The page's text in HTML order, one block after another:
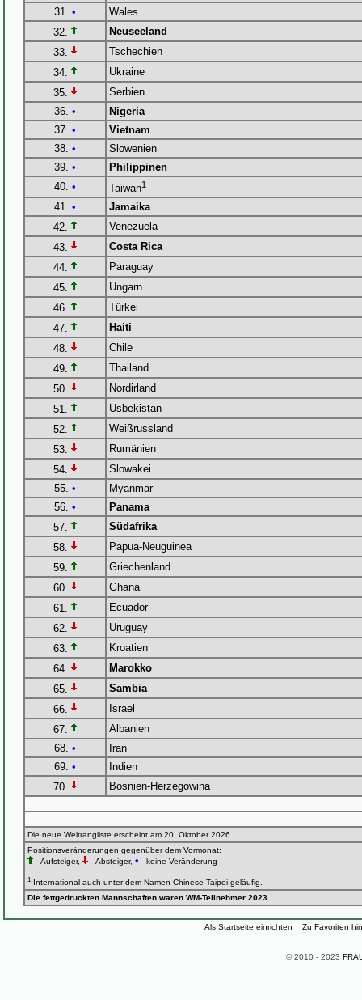
31. •
Wales
32.
Neuseeland
33.
Tschechien
34.
Ukraine
35.
Serbien
36. •
Nigeria
37. •
Vietnam
38. •
Slowenien
39. •
Philippinen
40. • Taiwan1
41. •
Jamaika
42.
Venezuela
43.
Costa Rica
44.
Paraguay
45.
Ungarn
46.
Türkei
47.
Haiti
48.
Chile
49.
Thailand
50.
Nordirland
51.
Usbekistan
52.
Weißrussland
53.
Rumänien
54.
Slowakei
55. •
Myanmar
56. •
Panama
57.
Südafrika
58.
Papua-Neuguinea
59.
Griechenland
60.
Ghana
61.
Ecuador
62.
Uruguay
63.
Kroatien
64.
Marokko
65.
Sambia
66.
Israel
67.
Albanien
68. •
Iran
69. •
Indien
70.
Bosnien-Herzegowina
Die neue Weltrangliste erscheint am 20. Oktober 2026.
Positionsveränderungen gegenüber dem Vormonat:
- Aufsteiger,
- Absteiger, • - keine Veränderung
1 International auch unter dem Namen Chinese Taipei geläufig.
Die fettgedruckten Mannschaften waren WM-Teilnehmer 2023.
Als Startseite einrichten Zu Favoriten
© 2010 - 2023